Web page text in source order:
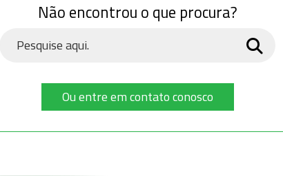
Não encontrou o que procura?
Ou entre em contato conosco